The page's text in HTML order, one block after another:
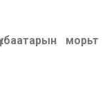
морьт